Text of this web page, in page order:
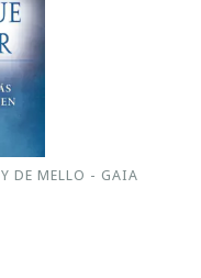
DE MELLO - GAIA